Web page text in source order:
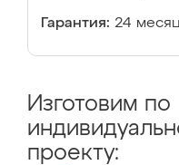
Гарантия: 24
Изготовим по
проекту: